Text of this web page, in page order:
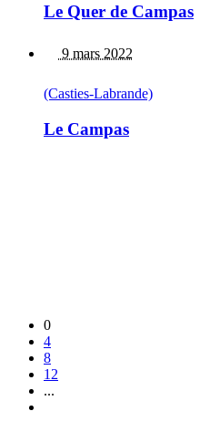
Le Quer de Campas
9 mars 2022
(Casties-Labrande)
Le Campas
0
4
8
12
...